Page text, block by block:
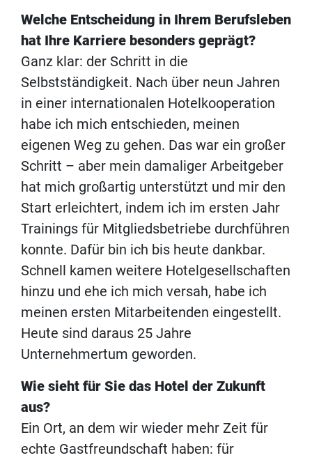
Welche Entscheidung in Ihrem Berufsleben
hat Ihre Karriere besonders geprägt?
Ganz klar: der Schritt in die
Selbstständigkeit. Nach über neun Jahren
in einer internationalen Hotelkooperation
habe ich mich entschieden, meinen
eigenen Weg zu gehen. Das war ein großer
Schritt – aber mein damaliger Arbeitgeber
hat mich großartig unterstützt und mir den
Start erleichtert, indem ich im ersten Jahr
Trainings für Mitgliedsbetriebe durchführen
konnte. Dafür bin ich bis heute dankbar.
Schnell kamen weitere Hotelgesellschaften
hinzu und ehe ich mich versah, habe ich
meinen ersten Mitarbeitenden eingestellt.
Heute sind daraus 25 Jahre
Unternehmertum geworden.
Wie sieht für Sie das Hotel der Zukunft
aus?
Ein Ort, an dem wir wieder mehr Zeit für
echte Gastfreundschaft haben: für